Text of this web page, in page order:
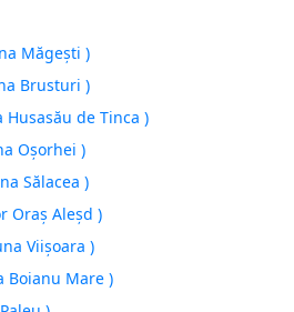
Măgeşti )
Brusturi )
Husasău de Tinca )
Oşorhei )
Sălacea )
Oraș Aleşd )
Viişoara )
Boianu Mare )